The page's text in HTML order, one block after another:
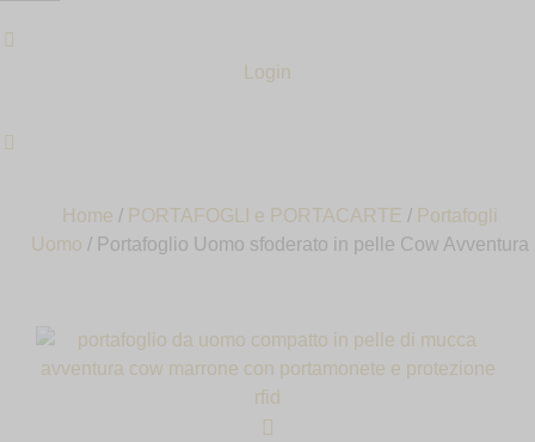
Login
Home / PORTAFOGLI e PORTACARTE / Portafogli
Uomo / Portafoglio Uomo sfoderato in pelle Cow Avventura